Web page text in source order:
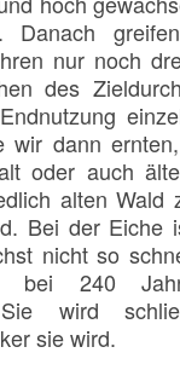
Danach
nur noch
des
wir dann
oder auch
alten Wald
Bei der Eiche
nicht so
bei 240
Sie wird
sie wird.